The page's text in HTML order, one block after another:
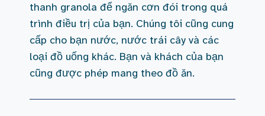
thanh granola để ngăn cơn đói trong quá
trình điều trị của bạn. Chúng tôi cũng cung
cấp cho bạn nước, nước trái cây và các
loại đồ uống khác. Bạn và khách của bạn
cũng được phép mang theo đồ ăn.